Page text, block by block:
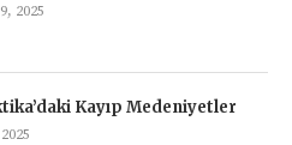
2025
Kayıp Medeniyetler